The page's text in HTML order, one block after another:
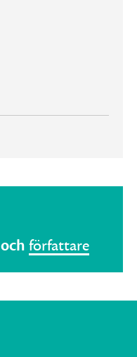
och författare